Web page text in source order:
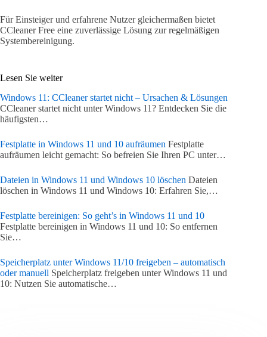
Für Einsteiger und erfahrene Nutzer gleichermaßen bietet
CCleaner Free eine zuverlässige Lösung zur regelmäßigen
Systembereinigung.
Lesen Sie weiter
Windows 11: CCleaner startet nicht – Ursachen & Lösungen
CCleaner startet nicht unter Windows 11? Entdecken Sie die
häufigsten…
Festplatte in Windows 11 und 10 aufräumen Festplatte
aufräumen leicht gemacht: So befreien Sie Ihren PC unter…
Dateien in Windows 11 und Windows 10 löschen Dateien
löschen in Windows 11 und Windows 10: Erfahren Sie,…
Festplatte bereinigen: So geht’s in Windows 11 und 10
Festplatte bereinigen in Windows 11 und 10: So entfernen
Sie…
Speicherplatz unter Windows 11/10 freigeben – automatisch
oder manuell Speicherplatz freigeben unter Windows 11 und
10: Nutzen Sie automatische…